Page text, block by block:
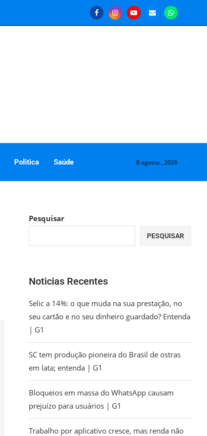
Politica Saúde 8 agosto , 2026
Pesquisar
PESQUISAR
Noticias Recentes
Selic a 14%: o que muda na sua prestação, no
seu cartão e no seu dinheiro guardado? Entenda
| G1
SC tem produção pioneira do Brasil de ostras
em lata; entenda | G1
Bloqueios em massa do WhatsApp causam
prejuízo para usuários | G1
Trabalho por aplicativo cresce, mas renda não